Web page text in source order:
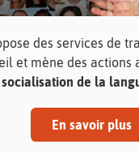
des services de
et mène des actions
socialisation de la
En savoir plus